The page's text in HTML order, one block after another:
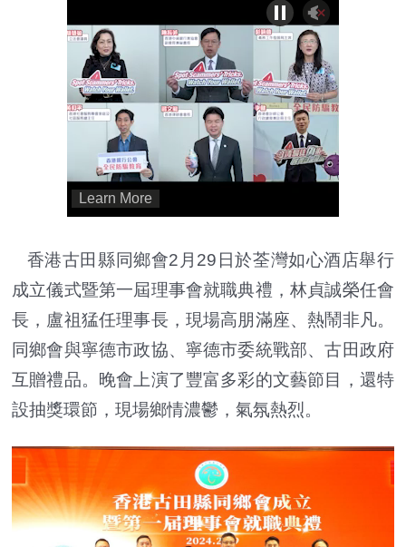
香港古田縣同鄉會2月29日於荃灣如心酒店舉行
成立儀式暨第一屆理事會就職典禮，林貞誠榮任會
長，盧祖猛任理事長，現場高朋滿座、熱鬧非凡。
同鄉會與寧德市政協、寧德市委統戰部、古田政府
互贈禮品。晚會上演了豐富多彩的文藝節目，還特
設抽獎環節，現場鄉情濃鬱，氣氛熱烈。